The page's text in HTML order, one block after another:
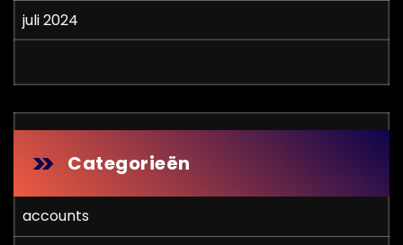
juli 2024
Categorieën
accounts